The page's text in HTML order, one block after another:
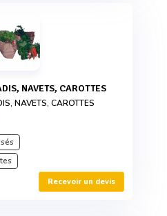
NAVETS, CAROTTES
NAVETS, CAROTTES
Recevoir un devis